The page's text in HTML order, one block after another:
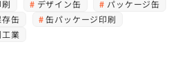
デザイン缶
パッケージ缶
缶
缶パッケージ印刷
業